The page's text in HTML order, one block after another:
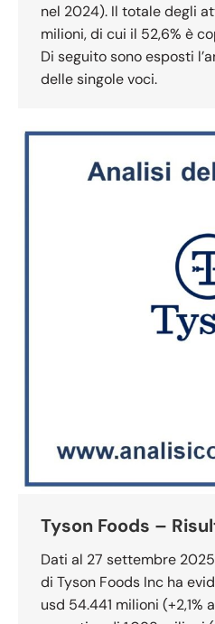
nel 2024). Il totale degli
milioni, di cui il 52,6% è
Di seguito sono esposti
delle singole voci.
Tyson Foods –
Dati al 27 settembre
di Tyson Foods Inc ha
usd 54.441 milioni (+2,1%